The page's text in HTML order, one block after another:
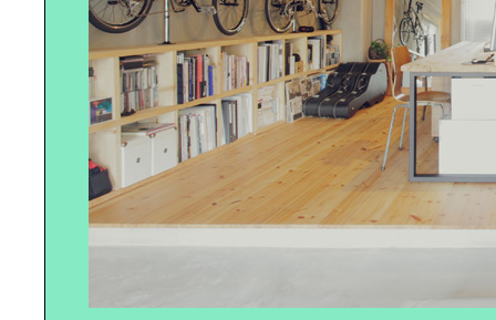
本当の“グランピング”は｜王様の旅
でした
リユース・リサイクルの究極を｜徳
島・上勝町RISE＆WINに見る
高知・梼原町を魅せる｜隈研吾建築